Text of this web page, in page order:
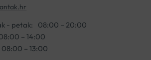
- petak:
08:00 – 20:00
– 14:00
08:00 – 13:00